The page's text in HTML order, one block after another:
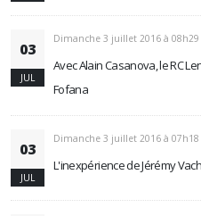
03
JUL
Dimanche 3 juillet 2016 à 08h29
Avec Alain Casanova, le RC
Fofana
03
JUL
Dimanche 3 juillet 2016 à 07h18
L'inexpérience de Jérémy